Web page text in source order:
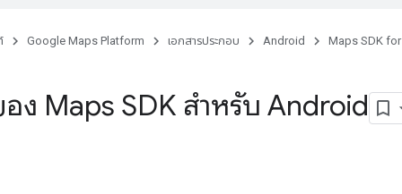
Google Maps Platform เอกสารประกอบ Android Maps SDK
ง Maps SDK สำหรับ Android